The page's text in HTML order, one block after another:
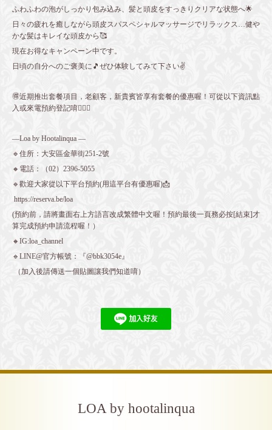
ふわふわの泡がしっかり包み込み、髪と頭皮をすっきりクリアな状態へ🌟
日々の疲れを癒しながら頭皮スパスペシャルマッサージでリラックス…健や
かな髪はキレイな頭皮から🥰
現在お得なキャンペーン中です。
日頃の自分へのご褒美に🎵ぜひ体験してみて下さい✌️
🉐近期推出套餐項目，老顧客，新貴賓皆享有套餐的優惠喔！可從以下資訊點
入或來電預約登記唷💁🏻‍♀️
—Loa by Hootalinqua —
🔹住所：大安區金華街251-2號
🔸電話：（02）2396-5055
🔹歡迎大家從以下平台預約(用這平台有優惠喔)📩
https://reserva.be/loa
(預約前，請將畫面右上方語言改成繁體中文喔！預約最後一頁務必按[結束]才
算完成預約申請流程喔！）
🔸IG:loa_channel
🔹LINE@官方帳號：『@bbk3054e』
（加入後請傳送一個貼圖讓我們知道唷）
LOA by hootalinqua